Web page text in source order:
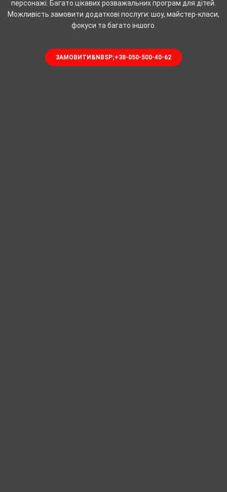
персонажі. Багато цікавих розважальних програм для дітей.
Можливість замовити додаткові послуги: шоу, майстер-класи,
фокуси та багато іншого.
ЗАМОВИТИ&NBSP;+38-050-500-40-62